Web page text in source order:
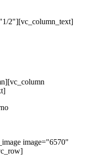
2"][vc_column_text]
image="6570"